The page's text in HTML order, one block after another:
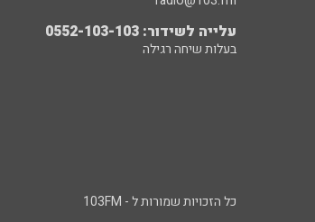
עלייה לשידור: 0552-103-103
בעלות שיחה רגילה
כל הזכויות שמורות ל - 103FM